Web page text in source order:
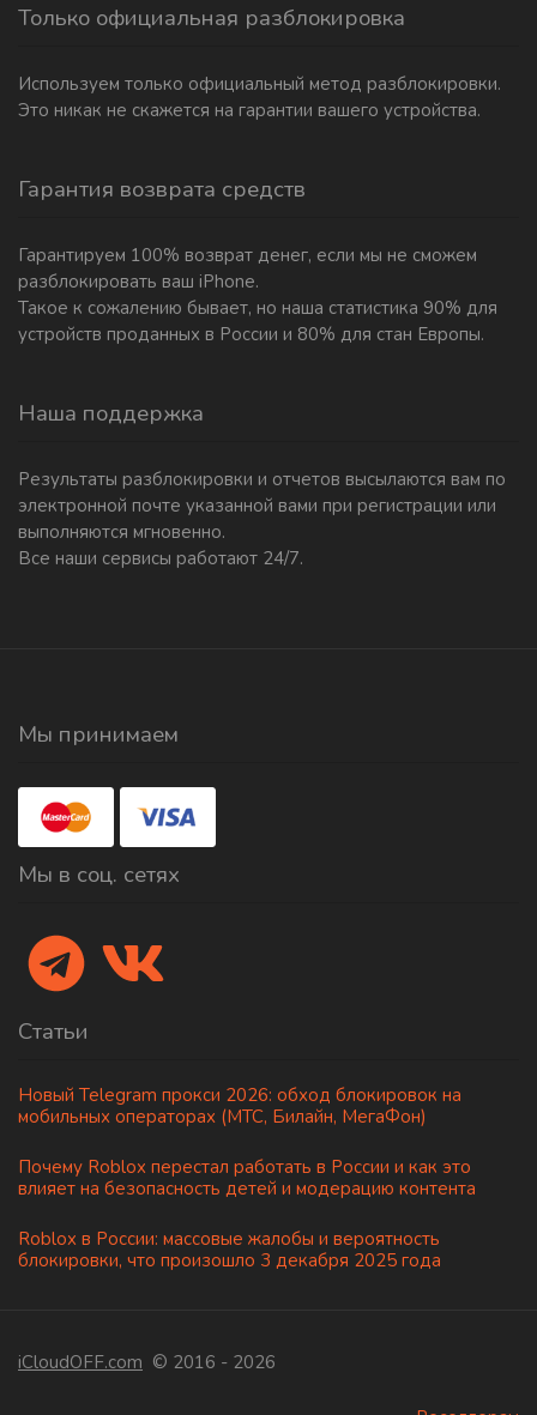
Только официальная разблокировка
Используем только официальный метод разблокировки.
Это никак не скажется на гарантии вашего устройства.
Гарантия возврата средств
Гарантируем 100% возврат денег, если мы не сможем
разблокировать ваш iPhone.
Такое к сожалению бывает, но наша статистика 90% для
устройств проданных в России и 80% для стан Европы.
Наша поддержка
Результаты разблокировки и отчетов высылаются вам по
электронной почте указанной вами при регистрации или
выполняются мгновенно.
Все наши сервисы работают 24/7.
Мы принимаем
Мы в соц. сетях
Статьи
Новый Telegram прокси 2026: обход блокировок на
мобильных операторах (МТС, Билайн, МегаФон)
Почему Roblox перестал работать в России и как это
влияет на безопасность детей и модерацию контента
Roblox в России: массовые жалобы и вероятность
блокировки, что произошло 3 декабря 2025 года
iCloudOFF.com © 2016 - 2026